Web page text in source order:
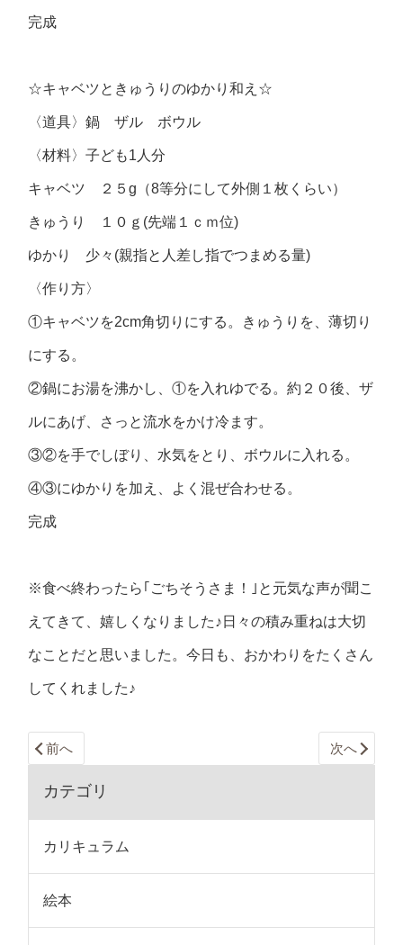
完成
☆キャベツときゅうりのゆかり和え☆
〈道具〉鍋 ザル ボウル
〈材料〉子ども1人分
キャベツ ２５g（8等分にして外側１枚くらい）
きゅうり １０ｇ(先端１ｃｍ位)
ゆかり 少々(親指と人差し指でつまめる量)
〈作り方〉
①キャベツを2cm角切りにする。きゅうりを、薄切り
にする。
②鍋にお湯を沸かし、①を入れゆでる。約２０後、ザ
ルにあげ、さっと流水をかけ冷ます。
③②を手でしぼり、水気をとり、ボウルに入れる。
④③にゆかりを加え、よく混ぜ合わせる。
完成
※食べ終わったら｢ごちそうさま！｣と元気な声が聞こ
えてきて、嬉しくなりました♪日々の積み重ねは大切
なことだと思いました。今日も、おかわりをたくさん
してくれました♪
前へ 次へ
カテゴリ
カリキュラム
絵本